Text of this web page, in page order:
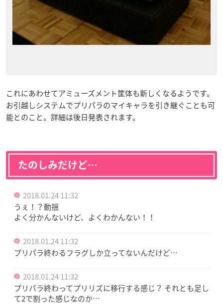
これにあわせてアミューズメント筐体も新しくなるようです。
お引越しシステムでプリパラのマイキャラを引き継ぐことも可
能とのこと。詳細は後日発表されます。
たのしみだけど…
2018.01.24 11:32
うぇ！？動揺
よく分かんないけど、よくわかんない！！
2018.01.24 11:32
プリパラ終わるフラグしか立ってないんだけど…
2018.01.24 11:32
プリパラ終わってプリリズに移行する感じ？ それとも足し
て2で割った感じなのか…